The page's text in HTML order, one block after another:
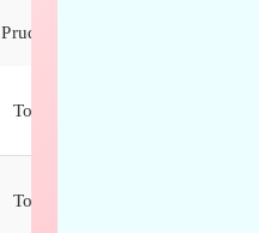
Prudent
Tous
Tous